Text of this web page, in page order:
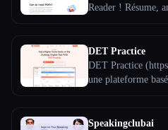
millions de
Reader ! Résume,
DET Practice
DET Practice
une plateforme
fonctionnalités du
Speakingclubai